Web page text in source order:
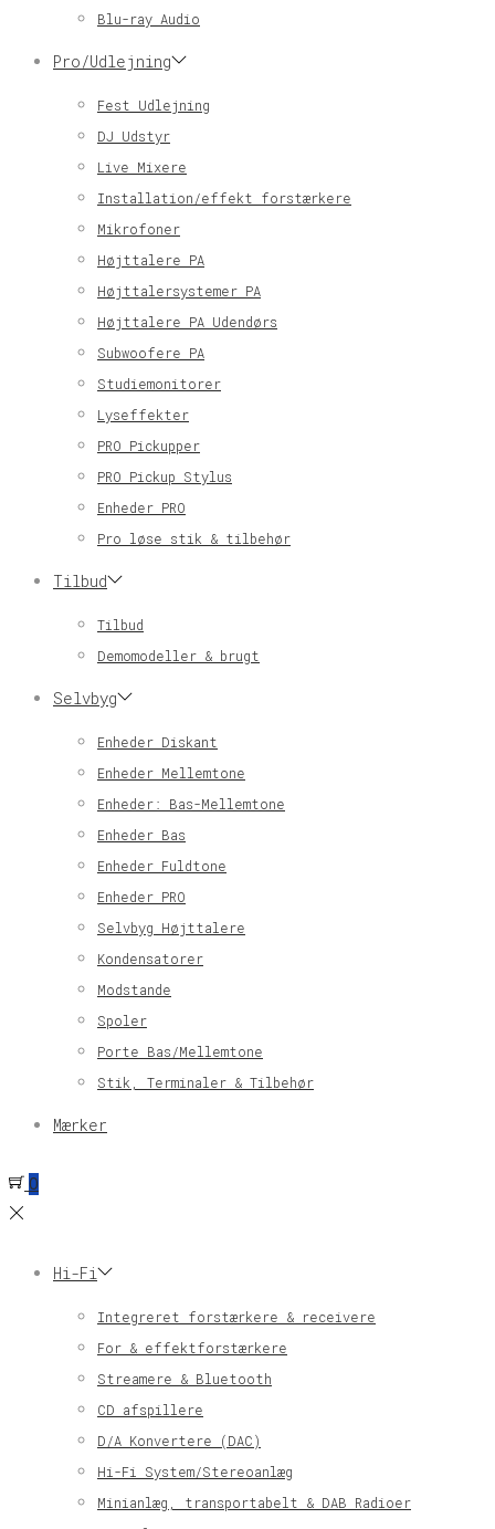
Blu-ray Audio
Pro/Udlejning
Fest Udlejning
DJ Udstyr
Live Mixere
Installation/effekt forstærkere
Mikrofoner
Højttalere PA
Højttalersystemer PA
Højttalere PA Udendørs
Subwoofere PA
Studiemonitorer
Lyseffekter
PRO Pickupper
PRO Pickup Stylus
Enheder PRO
Pro løse stik & tilbehør
Tilbud
Tilbud
Demomodeller & brugt
Selvbyg
Enheder Diskant
Enheder Mellemtone
Enheder: Bas-Mellemtone
Enheder Bas
Enheder Fuldtone
Enheder PRO
Selvbyg Højttalere
Kondensatorer
Modstande
Spoler
Porte Bas/Mellemtone
Stik, Terminaler & Tilbehør
Mærker
0
Hi-Fi
Integreret forstærkere & receivere
For & effektforstærkere
Streamere & Bluetooth
CD afspillere
D/A Konvertere (DAC)
Hi-Fi System/Stereoanlæg
Minianlæg, transportabelt & DAB Radioer